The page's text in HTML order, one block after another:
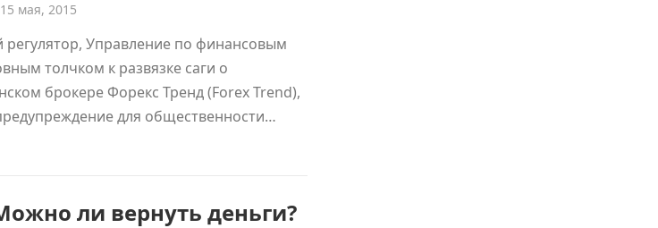
15 мая, 2015
Управление по финансовым
толчком к развязке саги о
брокере Форекс Тренд (Forex Trend),
для общественности…
ли вернуть деньги?